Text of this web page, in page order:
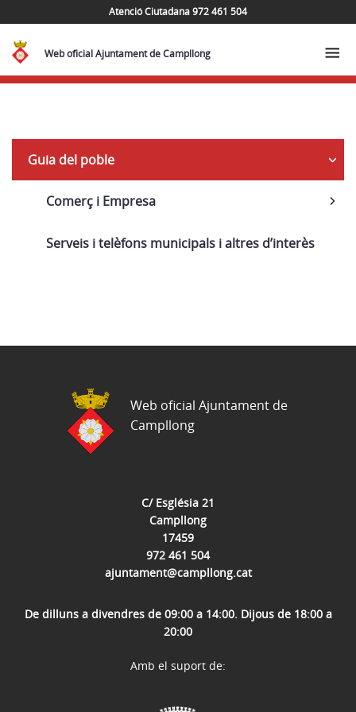
Atenció Ciutadana 972 461 504
Web oficial Ajuntament de Campllong
Navega
Guia del poble
Comerç i Empresa
Serveis i telèfons municipals i altres d’interès
C/ Església 21
Campllong
17459
972 461 504
ajuntament@campllong.cat
De dilluns a divendres de 09:00 a 14:00. Dijous de 18:00 a
20:00
Web oficial Ajuntament de
Campllong
Amb el suport de: